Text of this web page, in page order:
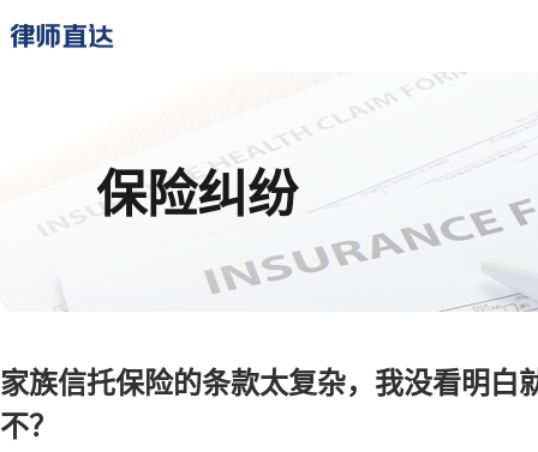
保险纠纷
家族信托保险的条款太复杂，我没看明白
不？​